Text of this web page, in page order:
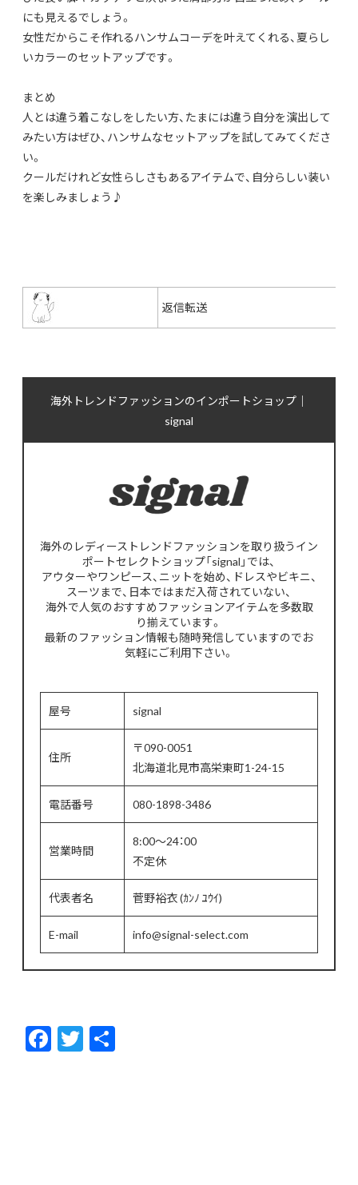
にも見えるでしょう。
女性だからこそ作れるハンサムコーデを叶えてくれる、 夏らし
いカラーのセットアップです。
まとめ
人とは違う着こなしをしたい方、 たまには違う自分を演出して
みたい方はぜひ、 ハンサムなセットアップを試してみてくださ
い。
クールだけれど女性らしさもあるアイテムで、 自分らしい装い
を楽しみましょう♪
返信転送
海外トレンドファッションのインポートショップ｜
signal
海外のレディーストレンドファッションを取り扱うイン
ポートセレクトショップ「signal」では、
アウターやワンピース、ニットを始め、ドレスやビキニ、
スーツまで、日本ではまだ入荷されていない、
海外で人気のおすすめファッションアイテムを多数取
り揃えています。
最新のファッション情報も随時発信していますのでお
気軽にご利用下さい。
屋号 signal
住所
〒090-0051
北海道北見市高栄東町1-24-15
電話番号 080-1898-3486
営業時間
8:00～24：00
不定休
代表者名 菅野裕衣 (ｶﾝﾉ ﾕｳｲ)
E-mail info@signal-select.com
F
ac
T
w